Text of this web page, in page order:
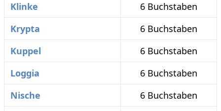
Klinke
6 Buchstaben
Krypta
6 Buchstaben
Kuppel
6 Buchstaben
Loggia
6 Buchstaben
Nische
6 Buchstaben